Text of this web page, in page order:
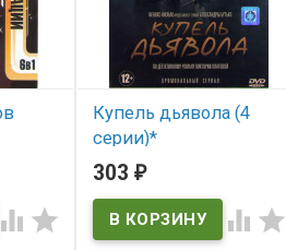
и
/
 
Купель дьявола (4
серии)*
В наличии
303 ₽
 